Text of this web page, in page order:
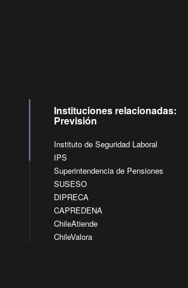
Instituciones relacionadas:
Previsión
Instituto de Seguridad Laboral
IPS
Superintendencia de Pensiones
SUSESO
DIPRECA
CAPREDENA
ChileAtiende
ChileValora